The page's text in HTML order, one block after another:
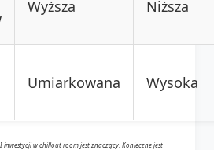
Wyższa Niższa
Umiarkowana Wysoka
inwestycji w chillout room jest znaczący. Konieczne jest